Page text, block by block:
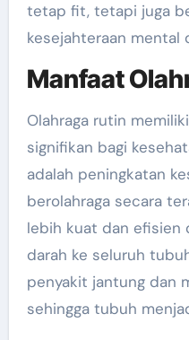
tetap fit, tetapi juga
kesejahteraan mental
Manfaat
Olahraga rutin
signifikan bagi
adalah peningkatan
berolahraga secara
lebih kuat dan efisien
darah ke seluruh
penyakit jantung dan
sehingga tubuh